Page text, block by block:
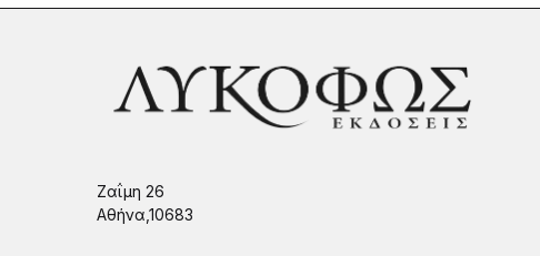
Ζαΐμη 26
Αθήνα,10683